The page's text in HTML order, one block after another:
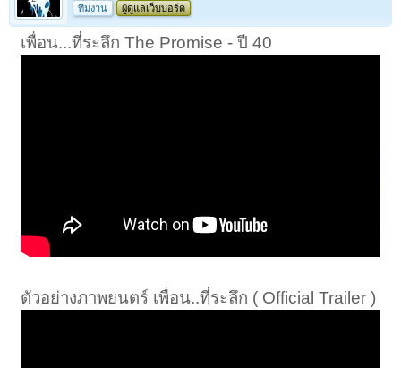
ทีมงาน
ผู้ดูแลเว็บบอร์ด
เพื่อน...ที่ระลึก The Promise - ปี 40
ตัวอย่างภาพยนตร์ เพื่อน..ที่ระลึก ( Official Trailer )